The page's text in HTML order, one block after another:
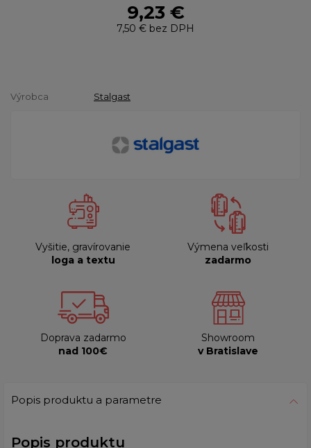
9,23 €
7,50 € bez DPH
Výrobca Stalgast
Vyšitie, gravírovanie
loga a textu
Výmena veľkosti
zadarmo
Doprava zadarmo
nad 100€
Showroom
v Bratislave
Popis produktu a parametre
Popis produktu